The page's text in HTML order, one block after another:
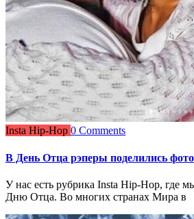
Insta Hip-Hop 0 Comments
В День Отца рэперы поделились
У нас есть рубрика Insta Hip-Hop, где
Дню Отца. Во многих странах Мира в